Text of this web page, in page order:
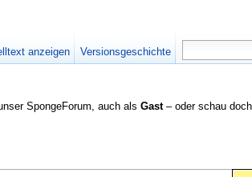
SpongeForum, auch als Gast– oder schau
anzeigen Versionsgeschichte